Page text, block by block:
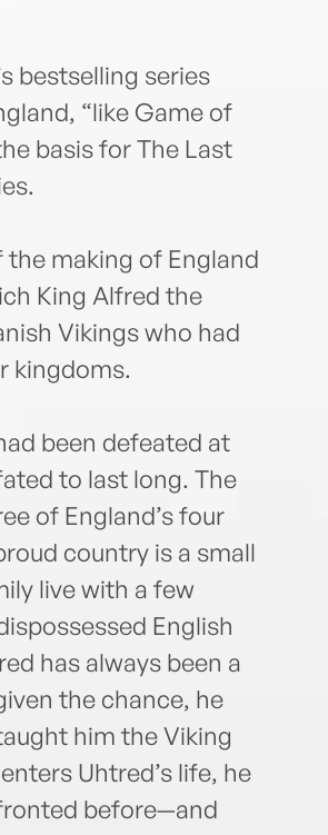
bestselling series
“like Game of
basis for The Last
making of England
King Alfred the
Vikings who had
kingdoms.
been defeated at
to last long. The
of England’s four
country is a small
live with a few
English
has always been a
the chance, he
him the Viking
Uhtred’s life, he
before—and